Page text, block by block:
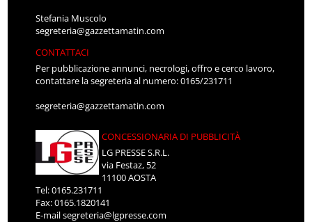
Stefania Muscolo
segreteria@gazzettamatin.com
CONTATTACI
Per pubblicazione annunci, necrologi, offro e cerco lavoro,
contattare la segreteria al numero: 0165/231711
segreteria@gazzettamatin.com
CONCESSIONARIA DI PUBBLICITÀ
LG PRESSE S.R.L.
via Festaz, 52
11100 AOSTA
Tel: 0165.231711
Fax: 0165.1820141
E-mailsegreteria@lgpresse.com